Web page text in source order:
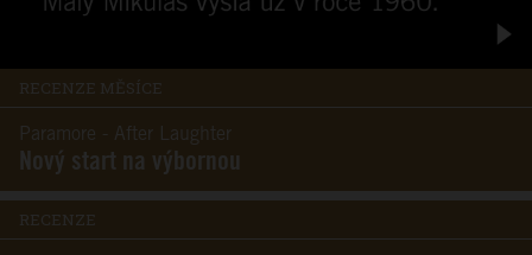
RECENZE MĚSÍCE
Paramore - After Laughter
Nový start na výbornou
RECENZE